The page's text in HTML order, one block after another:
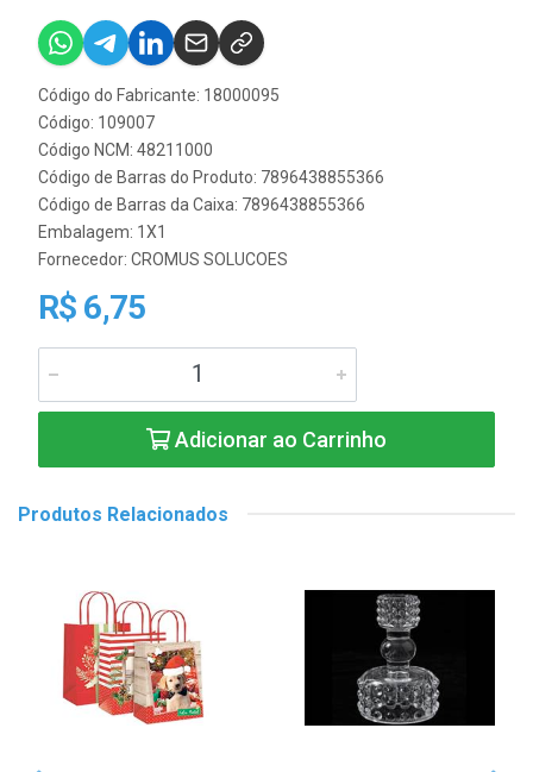
Código do Fabricante: 18000095
Código: 109007
Código NCM: 48211000
Código de Barras do Produto: 7896438855366
Código de Barras da Caixa: 7896438855366
Embalagem: 1X1
Fornecedor: CROMUS SOLUCOES
R$ 6,75
Adicionar ao Carrinho
Produtos Relacionados